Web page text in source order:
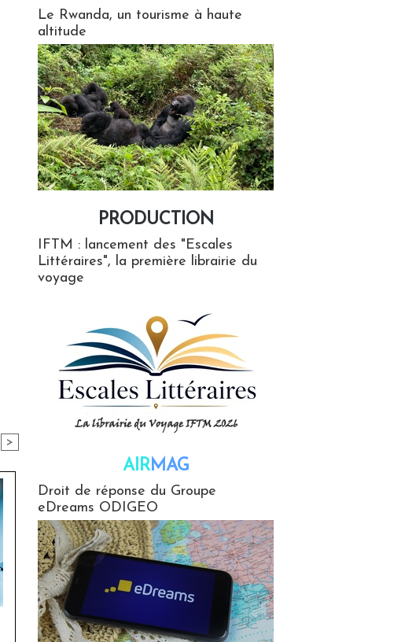
>
Le Rwanda, un tourisme à haute
altitude
PRODUCTION
IFTM : lancement des "Escales
Littéraires", la première librairie du
voyage
AIRMAG
Droit de réponse du Groupe
eDreams ODIGEO